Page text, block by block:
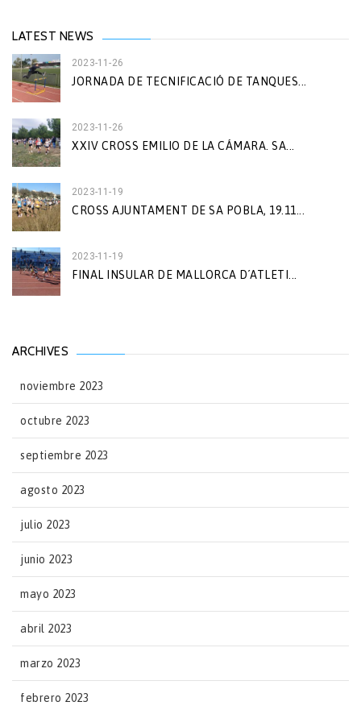
LATEST NEWS
2023-11-26
JORNADA DE TECNIFICACIÓ DE TANQUES...
2023-11-26
XXIV CROSS EMILIO DE LA CÁMARA. SA...
2023-11-19
CROSS AJUNTAMENT DE SA POBLA, 19.11...
2023-11-19
FINAL INSULAR DE MALLORCA D´ATLETI...
ARCHIVES
noviembre 2023
octubre 2023
septiembre 2023
agosto 2023
julio 2023
junio 2023
mayo 2023
abril 2023
marzo 2023
febrero 2023